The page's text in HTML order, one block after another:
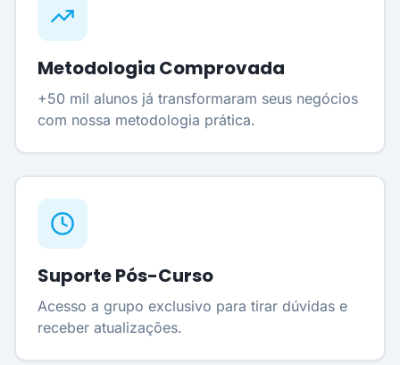
Metodologia Comprovada
+50 mil alunos já transformaram seus negócios
com nossa metodologia prática.
Suporte Pós-Curso
Acesso a grupo exclusivo para tirar dúvidas e
receber atualizações.